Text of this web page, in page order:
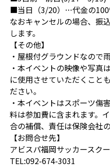
■当日（3/20）…代金の100
なおキャンセルの場合、振
します。
【その他】
・屋根付グラウンドなので
・本イベントの映像や写真
に使用させていただくこと
ださい。
・本イベントはスポーツ傷
料は参加費に含まれます。
合の補償、責任は保険会社
【お問合せ先】
アビスパ福岡サッカースク
TEL:092-674-3031